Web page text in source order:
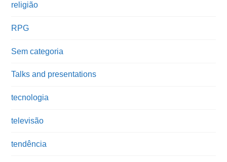
religião
RPG
Sem categoria
Talks and presentations
tecnologia
televisão
tendência